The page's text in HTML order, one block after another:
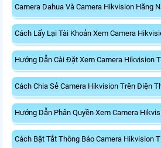
Camera Dahua Và Camera Hikvision Hãng
Cách Lấy Lại Tài Khoản Xem Camera
Hướng Dẫn Cài Đặt Xem Camera Hikvision
Cách Chia Sẻ Camera Hikvision Trên Điện
Hướng Dẫn Phân Quyền Xem Camera
Cách Bật Tắt Thông Báo Camera Hikvision